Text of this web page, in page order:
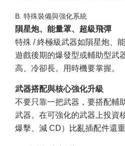
B. 特殊裝備與強化系統
隕星炮、能量罩、超級飛彈
特殊 / 終極級武器如隕星炮、
遊戲後期的爆發型或輔助型武
高、冷卻長。用時機要掌握。
武器搭配與核心強化升級
不要只靠一把武器，要搭配輔
武器。在可強化的武器上投資
爆擊、減 CD）比亂插配件還重